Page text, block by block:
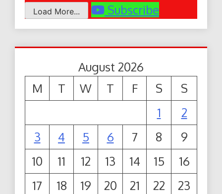
Load More... Subscribe
August 2026
M
T W T F S
S
1
2
3
4 5 6 7 8
9
10
11 12 13 14 15
16
17
18 19 20 21 22
23